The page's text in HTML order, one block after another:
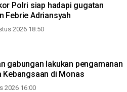
Polri siap hadapi gugatan
Febrie Adriansyah
2026 18:50
gabungan lakukan pengamanan
Kebangsaan di Monas
2026 16:00